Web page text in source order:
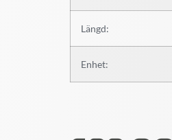
Längd:
Enhet: